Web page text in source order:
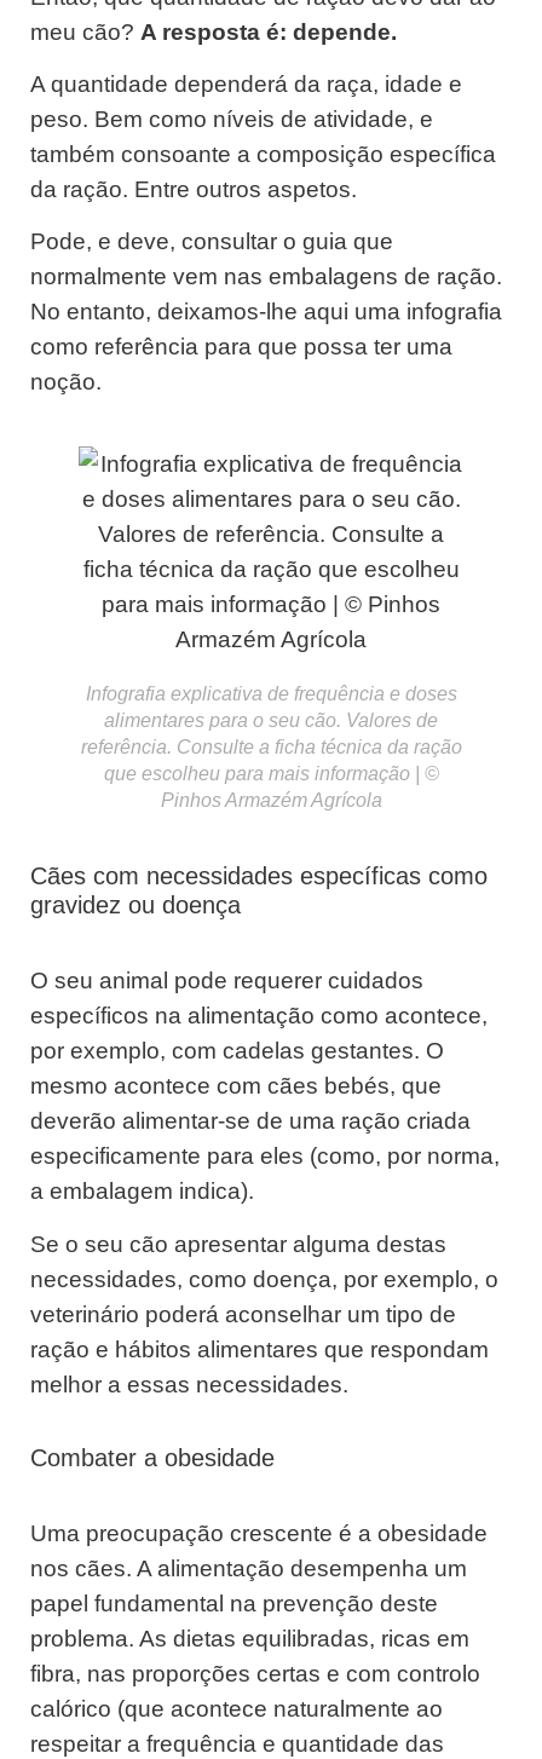
meu cão? A resposta é: depende.
A quantidade dependerá da raça, idade e
peso. Bem como níveis de atividade, e
também consoante a composição específica
da ração. Entre outros aspetos.
Pode, e deve, consultar o guia que
normalmente vem nas embalagens de ração.
No entanto, deixamos-lhe aqui uma infografia
como referência para que possa ter uma
noção.
Infografia explicativa de frequência e doses
alimentares para o seu cão. Valores de
referência. Consulte a ficha técnica da ração
que escolheu para mais informação | ©
Pinhos Armazém Agrícola
Cães com necessidades específicas como
gravidez ou doença
O seu animal pode requerer cuidados
específicos na alimentação como acontece,
por exemplo, com cadelas gestantes. O
mesmo acontece com cães bebés, que
deverão alimentar-se de uma ração criada
especificamente para eles (como, por norma,
a embalagem indica).
Se o seu cão apresentar alguma destas
necessidades, como doença, por exemplo, o
veterinário poderá aconselhar um tipo de
ração e hábitos alimentares que respondam
melhor a essas necessidades.
Combater a obesidade
Uma preocupação crescente é a obesidade
nos cães. A alimentação desempenha um
papel fundamental na prevenção deste
problema. As dietas equilibradas, ricas em
fibra, nas proporções certas e com controlo
calórico (que acontece naturalmente ao
respeitar a frequência e quantidade das